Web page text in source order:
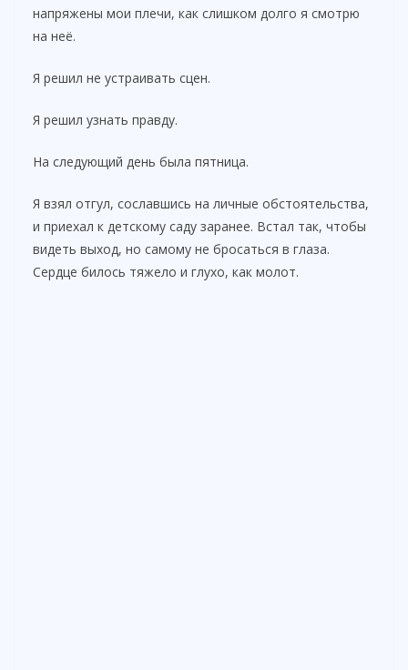
напряжены мои плечи, как слишком долго я смотрю
на неё.
Я решил не устраивать сцен.
Я решил узнать правду.
На следующий день была пятница.
Я взял отгул, сославшись на личные обстоятельства,
и приехал к детскому саду заранее. Встал так, чтобы
видеть выход, но самому не бросаться в глаза.
Сердце билось тяжело и глухо, как молот.